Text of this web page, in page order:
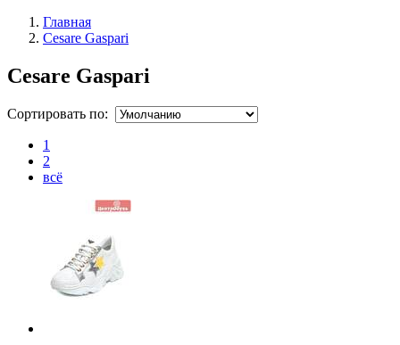
Главная
Cesare Gaspari
Cesare Gaspari
Сортировать по:
1
2
всё